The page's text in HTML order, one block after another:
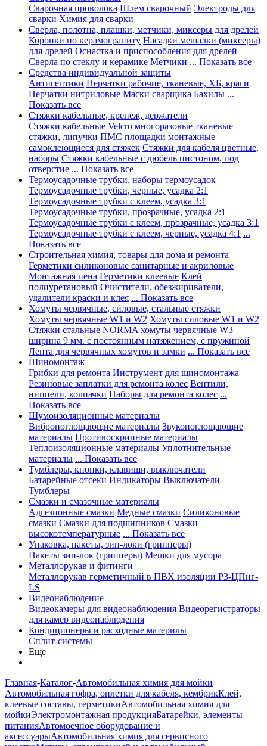
Сварочная проволока Шлем сварочный Электроды для
сварки Химия для сварки
Сверла, полотна, плашки, метчики, миксеры для дрелей
Коронки по керамограниту Насадки мешалки (миксеры)
для дрелей Оснастка и приспособления для дрелей
Сверла по стеклу и керамике Метчики ... Показать все
Средства индивидуальной защиты
Антисептики Перчатки рабочие, тканевые, ХБ, краги
Перчатки нитриловые Маски сварщика Бахилы ...
Показать все
Стяжки кабельные, крепеж, держатели
Стяжки кабельные Velcro многоразовые тканевые
стяжки, липучки ПМС площадки монтажные
самоклеющиеся для стяжек Стяжки для кабеля цветные,
наборы Стяжки кабельные с дюбель пистоном, под
отверстие ... Показать все
Термоусадочные трубки, наборы термоусадок
Термоусадочные трубки, черные, усадка 2:1
Термоусадочные трубки с клеем, усадка 3:1
Термоусадочные трубки, прозрачные, усадка 2:1
Термоусадочные трубки с клеем, прозрачные, усадка 3:1
Термоусадочные трубки с клеем, черные, усадка 4:1 ...
Показать все
Строительная химия, товары для дома и ремонта
Герметики силиконовые санитарные и акриловые
Монтажная пена Герметики клеевые Клей
полиуретановый Очистители, обезжириватели,
удалители краски и клея ... Показать все
Хомуты червячные, силовые, стальные стяжки
Хомуты червячные W1 и W2 Хомуты силовые W1 и W2
Стяжки стальные NORMA хомуты червячные W3
ширина 9 мм. с постоянным натяжением, с пружиной
Лента для червячных хомутов и замки ... Показать все
Шиномонтаж
Грибки для ремонта Инструмент для шиномонтажа
Резиновые заплатки для ремонта колес Вентили,
ниппели, колпачки Наборы для ремонта колес ...
Показать все
Шумоизоляционные материалы
Вибропоглощающие материалы Звукопоглощающие
материалы Противоскрипные материалы
Теплоизоляционные материалы Уплотнительные
материалы ... Показать все
Тумблеры, кнопки, клавиши, выключатели
Батарейные отсеки Индикаторы Выключатели
Тумблеры
Смазки и смазочные материалы
Адгезионные смазки Медные смазки Силиконовые
смазки Смазки для подшипников Смазки
высокотемпературные ... Показать все
Упаковка, пакеты, зип-локи (грипперы)
Пакеты зип-лок (грипперы) Мешки для мусора
Металлорукав и фитинги
Металлорукав герметичный в ПВХ изоляции Р3-ЦПнг-
LS
Видеонаблюдение
Видеокамеры для видеонаблюдения Видеорегистраторы
для камер видеонаблюдения
Кондиционеры и расходные материлы
Сплит-системы
Еще
Главная-Каталог-Автомобильная химия для мойки
Автомобильная гофра, оплетки для кабеля, кембрикКлей,
клеевые составы, герметикиАвтомобильная химия для
мойкиЭлектромонтажная продукцияБатарейки, элементы
питанияАвтомоечное оборудование и
аксессуарыАвтомобильная химия для сервисного